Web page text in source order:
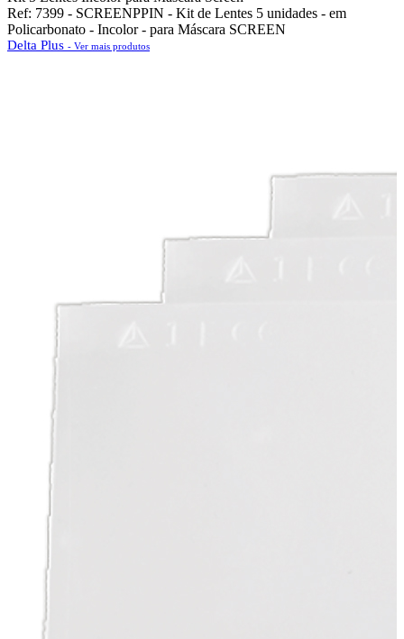
Ref: 7399 - SCREENPPIN - Kit de Lentes 5 unidades - em
Policarbonato - Incolor - para Máscara SCREEN
Delta Plus - Ver mais produtos